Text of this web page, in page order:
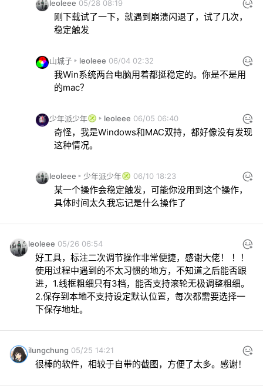
leoleee 05/28 08:19
刚下载试了一下，就遇到崩溃闪退了，试了几次，
稳定触发
山城子 leoleee 06/04 02:32
我Win系统两台电脑用着都挺稳定的。你是不是用
的mac？
少年派少年 leoleee 06/05 06:40
奇怪，我是Windows和MAC双持，都好像没有发现
这种情况。
leoleee 少年派少年 06/10 18:23
某一个操作会稳定触发，可能你没用到这个操作，
具体时间太久我忘记是什么操作了
leoleee 05/26 06:54
好工具，标注二次调节操作非常便捷，感谢大佬！ ！！
使用过程中遇到的不太习惯的地方，不知道之后能否跟
进，1.线框粗细只有3档，能否支持滚轮无极调整粗细。
2.保存到本地不支持设定默认位置，每次都需要选择一
下保存地址。
ilungchung 05/25 14:21
很棒的软件，相较于自带的截图，方便了太多。感谢！